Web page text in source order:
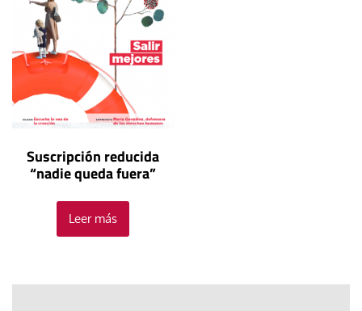
Suscripción reducida
“nadie queda fuera”
Leer más